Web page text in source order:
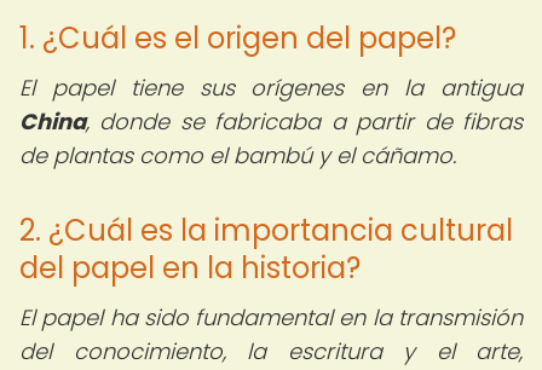
1. ¿Cuál es el origen del papel?
El papel tiene sus orígenes en la antigua
China, donde se fabricaba a partir de fibras
de plantas como el bambú y el cáñamo.
2. ¿Cuál es la importancia cultural
del papel en la historia?
El papel ha sido fundamental en la transmisión
del conocimiento, la escritura y el arte,